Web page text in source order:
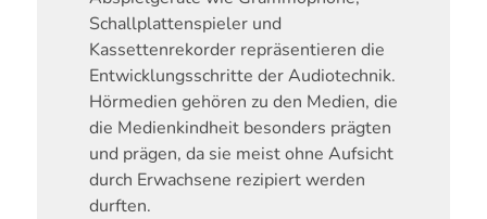
Schallplattenspieler und
Kassettenrekorder repräsentieren die
Entwicklungsschritte der Audiotechnik.
Hörmedien gehören zu den Medien, die
die Medienkindheit besonders prägten
und prägen, da sie meist ohne Aufsicht
durch Erwachsene rezipiert werden
durften.